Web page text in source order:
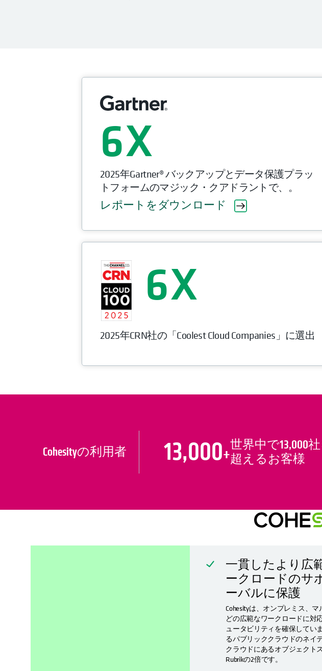
6
2025年Gartner® バックアップとデータ保護プラッ
トフォームのマジック・クアドラントで、。
レポートをダウンロード
6
2025年CRN社の「Coolest Cloud Companies」に選出
Cohesityの利用者 13,000+
世界中で13,000
超えるお客様
一貫したより広
ークロードのサ
ーバルに保護
Cohesityは、オンプレミス、
どの広範なワークロードに対
ュータビリティを確保してい
るパブリッククラウドのネイ
クラウドにあるオブジェクト
Rubrikの2倍です。